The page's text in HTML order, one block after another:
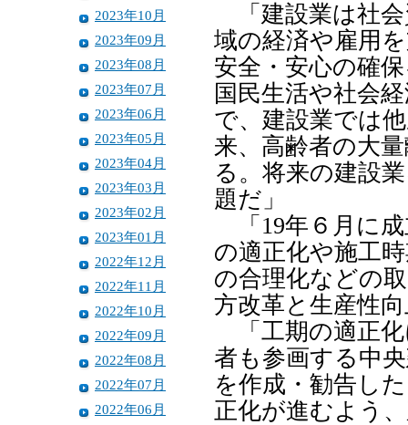
2023年10月
2023年09月
2023年08月
2023年07月
2023年06月
2023年05月
2023年04月
2023年03月
2023年02月
2023年01月
2022年12月
2022年11月
2022年10月
2022年09月
2022年08月
2022年07月
2022年06月
「建設業は社会
域の経済や雇用
安全・安心の確
国民生活や社会
で、建設業では
来、高齢者の大
る。将来の建設
題だ」
「19年６月に
の適正化や施工
の合理化などの
方改革と生産性
「工期の適正化
者も参画する中
を作成・勧告し
正化が進むよう